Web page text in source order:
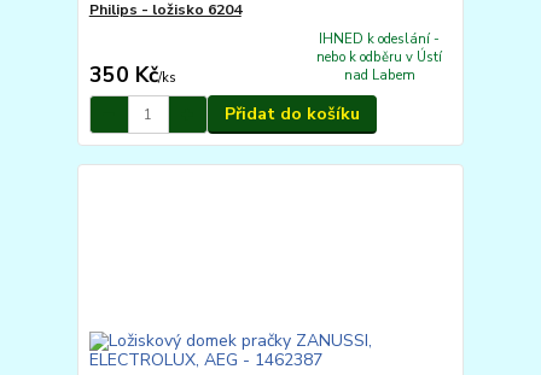
Philips - ložisko 6204
350 Kč/ks
IHNED k odeslání -
nebo k odběru v Ústí
nad Labem
Přidat do košíku